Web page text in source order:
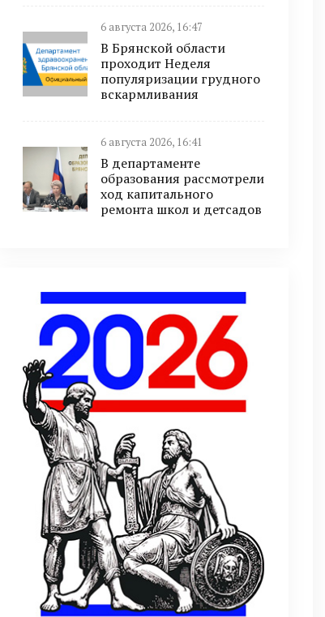
6 августа 2026, 16:47
В Брянской области
проходит Неделя
популяризации грудного
вскармливания
6 августа 2026, 16:41
В департаменте
образования рассмотрели
ход капитального
ремонта школ и детсадов